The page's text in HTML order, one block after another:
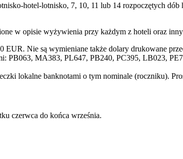
hotel-lotnisko, 7, 10, 11 lub 14 rozpoczętych
w opisie wyżywienia przy każdym z hoteli oraz
Nie są wymieniane także dolary drukowane
PB063, MA383, PL647, PB240, PC395, LB023,
lokalne banknotami o tym nominale (roczniku).
czerwca do końca września.